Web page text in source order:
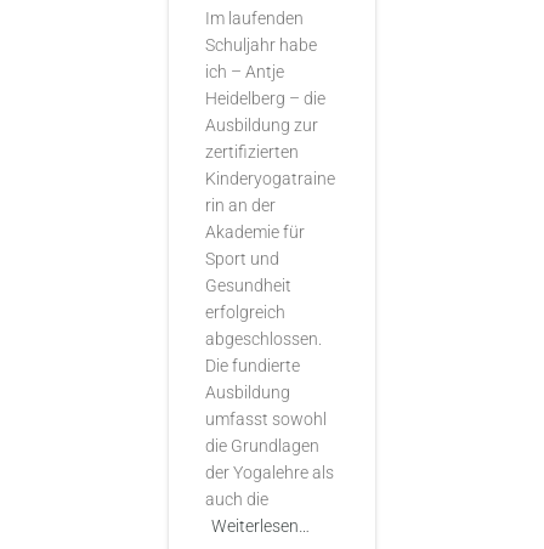
Im laufenden
Schuljahr habe
ich – Antje
Heidelberg – die
Ausbildung zur
zertifizierten
Kinderyogatraine
rin an der
Akademie für
Sport und
Gesundheit
erfolgreich
abgeschlossen.
Die fundierte
Ausbildung
umfasst sowohl
die Grundlagen
der Yogalehre als
auch die
Weiterlesen…